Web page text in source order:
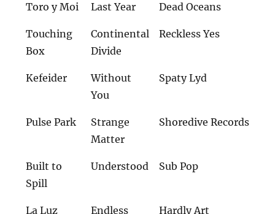
Toro y Moi Last Year Dead Oceans
Touching
Box
Continental
Divide
Reckless Yes
Kefeider
Without
You
Spaty Lyd
Pulse Park
Strange
Matter
Shoredive Records
Built to
Spill
Understood Sub Pop
La Luz Endless Hardly Art